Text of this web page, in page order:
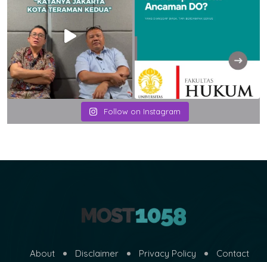
Follow on Instagram
About Disclaimer Privacy Policy Contact